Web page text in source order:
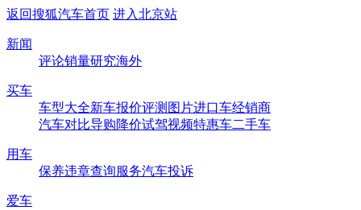
返回搜狐汽车首页 进入北京站
新闻
评论销量研究海外
买车
车型大全新车报价评测 图片进口车经销商
汽车对比导购降价试驾视频特惠车二手车
用车
保养违章查询服务汽车投诉
爱车